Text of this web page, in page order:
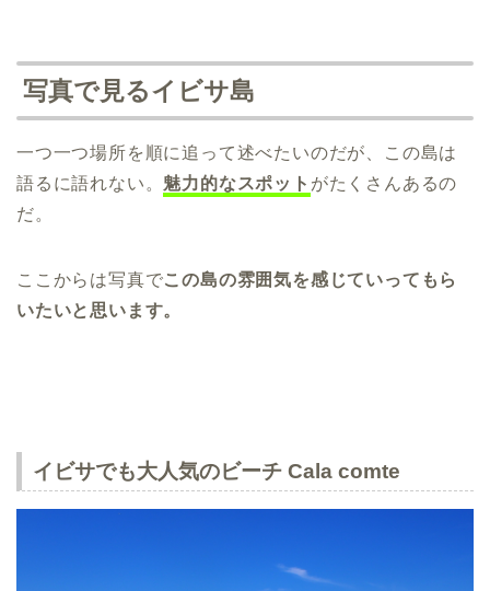
写真で見るイビサ島
一つ一つ場所を順に追って述べたいのだが、この島は
語るに語れない。 魅力的なスポット がたくさんあるの
だ。
ここからは写真でこの島の雰囲気を感じていってもら
いたいと思います。
イビサでも大人気のビーチ Cala comte